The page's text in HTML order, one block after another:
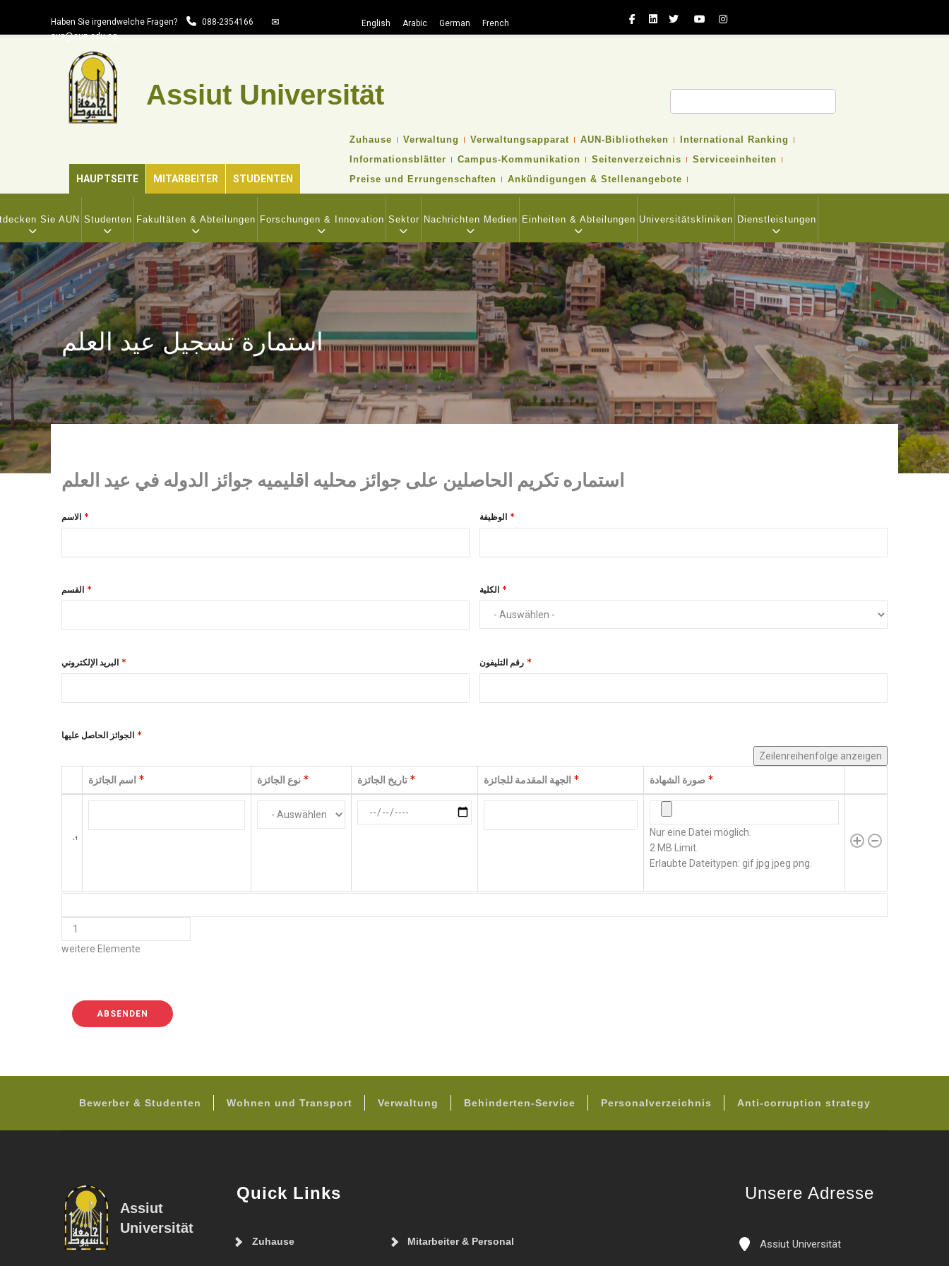
Haben Sie irgendwelche Fragen?
088-2354166
sup@aun.edu.eg
English Arabic German French
Assiut Universität
HAUPTSEITE MITARBEITER STUDENTEN
TOP
NAVIGATION
MENU
Zuhause Verwaltung Verwaltungsapparat AUN-Bibliotheken
International Ranking
Informationsblätter
Campus-Kommunikation Seitenverzeichnis
Serviceeinheiten
Preise und Errungenschaften
Ankündigungen & Stellenangebote
Sie AUN Studenten Fakultäten & Abteilungen Forschungen & Innovation Sektor Nachrichten Medien Einheiten & Abteilungen Universitätskliniken Dienstleistungen
استمارة تسجيل عيد العلم
استماره تكريم الحاصلين على جوائز محليه اقليميه جوائز الدوله في عيد العلم
الاسم الوظيفة
القسم الكلية
البريد الإلكتروني رقم التليفون
الجوائز الحاصل عليها
Zeilenreihenfolge anzeigen
Neu
اسم الجائزة نوع الجائزة تاريخ الجائزة الجهة المقدمة للجائزة
صورة الشهادة
Aktionen
تاريخ الجائزة
Nur eine Datei möglich.
2 MB Limit.
Erlaubte Dateitypen: gif jpg jpeg png.
HINZUFÜGEN
ELEMENTE
weitere Elemente
Bewerber & Studenten Wohnen und Transport Verwaltung Behinderten-Service Personalverzeichnis Anti-corruption strategy
Assiut
Universität
Quick Links
Zuhause Mitarbeiter & Personal
Unsere Adresse
Assiut Universität